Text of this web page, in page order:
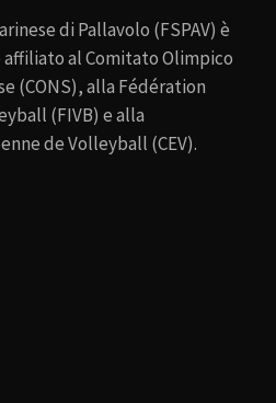
di Pallavolo (FSPAV) è
al Comitato Olimpico
(CONS), alla Fédération
(FIVB) e alla
de Volleyball (CEV).